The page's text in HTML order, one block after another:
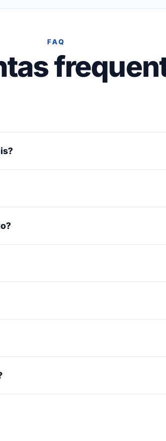
FAQ